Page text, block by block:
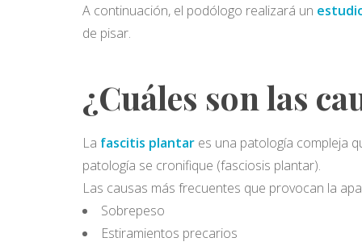
A continuación, el podólogo realizará un
de pisar.
¿Cuáles son las
La fascitis plantar es una patología compleja
patología se cronifique (fasciosis plantar).
Las causas más frecuentes que provocan la
Sobrepeso
Estiramientos precarios